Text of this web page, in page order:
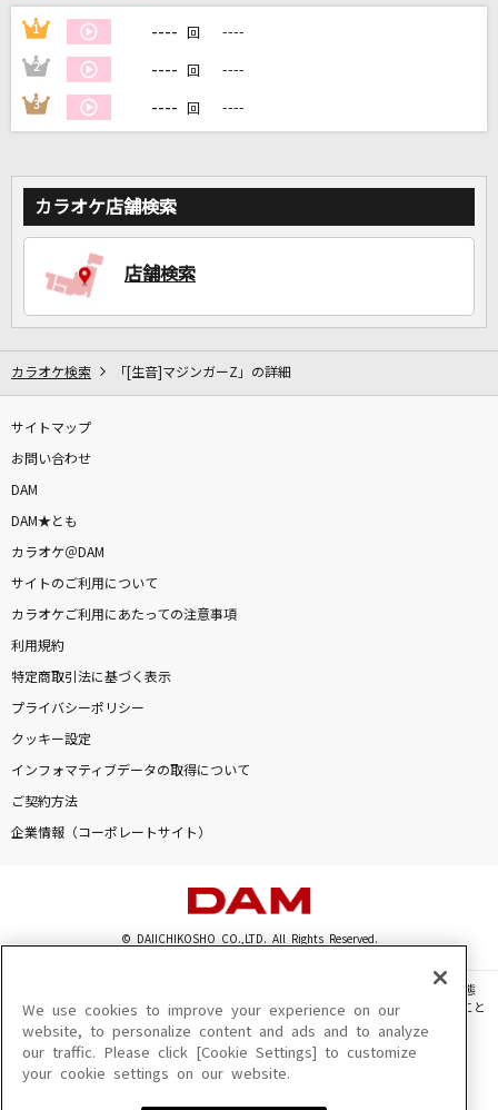
1 ---- 回 ----
2 ---- 回 ----
3 ---- 回 ----
カラオケ店舗検索
店舗検索
カラオケ検索 「[生音]マジンガーZ」の詳細
サイトマップ
お問い合わせ
DAM
DAM★とも
カラオケ＠DAM
サイトのご利用について
カラオケご利用にあたっての注意事項
利用規約
特定商取引法に基づく表示
プライバシーポリシー
クッキー設定
インフォマティブデータの取得について
ご契約方法
企業情報（コーポレートサイト）
© DAIICHIKOSHO CO.,LTD. All Rights Reserved.
このサイトに掲載されている一切の文章・画像・写真・動画・音声等を、手段や形態
を問わず、著作権法の定める範囲を超えて無断で複製、転載、ファイル化などすること
を禁じます。
楽曲及びコンテンツは、機種によりご利用いただけない場合があります。
楽曲及びコンテンツの配信日、配信内容が変更になる場合があります。
We use cookies to improve your experience on our
website, to personalize content and ads and to analyze
our traffic. Please click [Cookie Settings] to customize
your cookie settings on our website.